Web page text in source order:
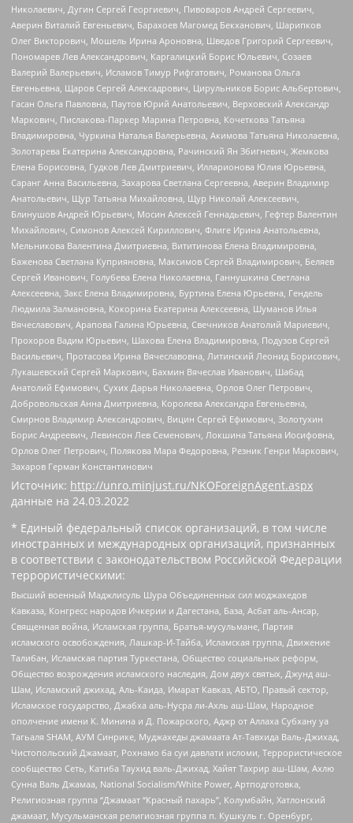
Николаевич, Дугин Сергей Георгиевич, Пивоваров Андрей Сергеевич,
Аверин Виталий Евгеньевич, Барахоев Магомед Бекханович, Шарипков
Олег Викторович, Мошель Ирина Ароновна, Шведов Григорий Сергеевич,
Пономарев Лев Александрович, Каргалицкий Борис Юльевич, Созаев
Валерий Валерьевич, Исламов Тимур Рифгатович, Романова Ольга
Евгеньевна, Щаров Сергей Алексадрович, Цирульников Борис Альбертович,
Гасан Ольга Павловна, Паутов Юрий Анатольевич, Верховский Александр
Маркович, Пислакова-Паркер Марина Петровна, Кочеткова Татьяна
Владимировна, Чуркина Наталья Валерьевна, Акимова Татьяна Николаевна,
Золотарева Екатерина Александровна, Рачинский Ян Збигневич, Жемкова
Елена Борисовна, Гудков Лев Дмитриевич, Илларионова Юлия Юрьевна,
Саранг Анна Васильевна, Захарова Светлана Сергеевна, Аверин Владимир
Анатольевич, Щур Татьяна Михайловна, Щур Николай Алексеевич,
Блинушов Андрей Юрьевич, Мосин Алексей Геннадьевич, Гефтер Валентин
Михайлович, Симонов Алексей Кириллович, Флиге Ирина Анатольевна,
Мельникова Валентина Дмитриевна, Вититинова Елена Владимировна,
Баженова Светлана Куприяновна, Максимов Сергей Владимирович, Беляев
Сергей Иванович, Голубева Елена Николаевна, Ганнушкина Светлана
Алексеевна, Закс Елена Владимировна, Буртина Елена Юрьевна, Гендель
Людмила Залмановна, Кокорина Екатерина Алексеевна, Шуманов Илья
Вячеславович, Арапова Галина Юрьевна, Свечников Анатолий Мариевич,
Прохоров Вадим Юрьевич, Шахова Елена Владимировна, Подузов Сергей
Васильевич, Протасова Ирина Вячеславовна, Литинский Леонид Борисович,
Лукашевский Сергей Маркович, Бахмин Вячеслав Иванович, Шабад
Анатолий Ефимович, Сухих Дарья Николаевна, Орлов Олег Петрович,
Добровольская Анна Дмитриевна, Королева Александра Евгеньевна,
Смирнов Владимир Александрович, Вицин Сергей Ефимович, Золотухин
Борис Андреевич, Левинсон Лев Семенович, Локшина Татьяна Иосифовна,
Орлов Олег Петрович, Полякова Мара Федоровна, Резник Генри Маркович,
Захаров Герман Константинович
Источник: http://unro.minjust.ru/NKOForeignAgent.aspx
данные на 24.03.2022
* Единый федеральный список организаций, в том числе
иностранных и международных организаций, признанных
в соответствии с законодательством Российской Федерации
террористическими:
Высший военный Маджлисуль Шура Объединенных сил моджахедов
Кавказа, Конгресс народов Ичкерии и Дагестана, База, Асбат аль-Ансар,
Священная война, Исламская группа, Братья-мусульмане, Партия
исламского освобождения, Лашкар-И-Тайба, Исламская группа, Движение
Талибан, Исламская партия Туркестана, Общество социальных реформ,
Общество возрождения исламского наследия, Дом двух святых, Джунд аш-
Шам, Исламский джихад, Аль-Каида, Имарат Кавказ, АБТО, Правый сектор,
Исламское государство, Джабха аль-Нусра ли-Ахль аш-Шам, Народное
ополчение имени К. Минина и Д. Пожарского, Аджр от Аллаха Субхану уа
Тагьаля SHAM, АУМ Синрике, Муджахеды джамаата Ат-Тавхида Валь-Джихад,
Чистопольский Джамаат, Рохнамо ба суи давлати исломи, Террористическое
сообщество Сеть, Катиба Таухид валь-Джихад, Хайят Тахрир аш-Шам, Ахлю
Сунна Валь Джамаа, National Socialism/White Power, Артподготовка,
Религиозная группа “Джамаат “Красный пахарь”, Колумбайн, Хатлонский
джамаат, Мусульманская религиозная группа п. Кушкуль г. Оренбург,